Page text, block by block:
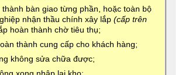
bàn giao từng phần, hoặc toàn bộ
nhận thầu chính xây lắp (cấp trên
hoàn thành chờ tiêu thụ;
thành cung cấp cho khách hàng;
không sửa chữa được;